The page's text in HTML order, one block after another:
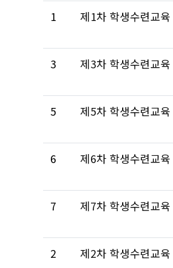
1 제1차 학생수련교육
3 제3차 학생수련교육
5 제5차 학생수련교육
6 제6차 학생수련교육
7 제7차 학생수련교육
2 제2차 학생수련교육